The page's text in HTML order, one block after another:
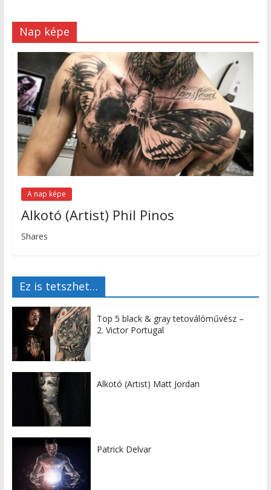
Nap képe
A nap képe
Alkotó (Artist) Phil Pinos
Shares
Ez is tetszhet…
Top 5 black & gray tetoválóművész –
2. Victor Portugal
Alkotó (Artist) Matt Jordan
Patrick Delvar